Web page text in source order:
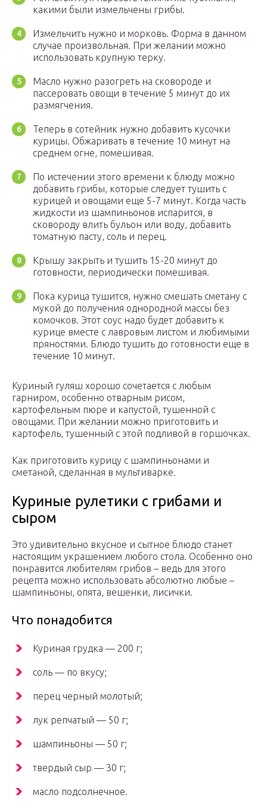
какими были измельчены грибы.
Измельчить нужно и морковь. Форма в данном
случае произвольная. При желании можно
использовать крупную терку.
Масло нужно разогреть на сковороде и
пассеровать овощи в течение 5 минут до их
размягчения.
Теперь в сотейник нужно добавить кусочки
курицы. Обжаривать в течение 10 минут на
среднем огне, помешивая.
По истечении этого времени к блюду можно
добавить грибы, которые следует тушить с
курицей и овощами еще 5-7 минут. Когда часть
жидкости из шампиньонов испарится, в
сковороду влить бульон или воду, добавить
томатную пасту, соль и перец.
Крышу закрыть и тушить 15-20 минут до
готовности, периодически помешивая.
Пока курица тушится, нужно смешать сметану с
мукой до получения однородной массы без
комочков. Этот соус надо будет добавить к
курице вместе с лавровым листом и любимыми
пряностями. Блюдо тушить до готовности еще в
течение 10 минут.
Куриный гуляш хорошо сочетается с любым
гарниром, особенно отварным рисом,
картофельным пюре и капустой, тушенной с
овощами. При желании можно приготовить и
картофель, тушенный с этой подливой в горшочках.
Как приготовить курицу с шампиньонами и
сметаной, сделанная в мультиварке.
Куриные рулетики с грибами и
сыром
Это удивительно вкусное и сытное блюдо станет
настоящим украшением любого стола. Особенно оно
понравится любителям грибов – ведь для этого
рецепта можно использовать абсолютно любые –
шампиньоны, опята, вешенки, лисички.
Что понадобится
Куриная грудка — 200 г;
соль — по вкусу;
перец черный молотый;
лук репчатый — 50 г;
шампиньоны — 50 г;
твердый сыр — 30 г;
масло подсолнечное.